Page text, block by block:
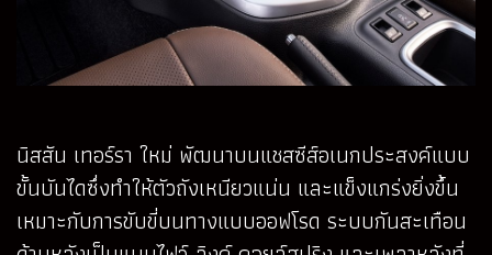
นิสสัน เทอร์รา ใหม่ พัฒนาบนแชสซีส์อเนกประสงค์แบบ
ขั้นบันไดซึ่งทำให้ตัวถังเหนียวแน่น และแข็งแกร่งยิ่งขึ้น
เหมาะกับการขับขี่บนทางแบบออฟโรด ระบบกันสะเทือน